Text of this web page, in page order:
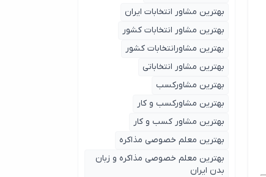
بهترین مشاور انتخابات ایران
بهترین مشاور انتخابات کشور
بهترین مشاورانتخابات کشور
بهترین مشاور انتخاباتی
بهترین مشاورکسب
بهترین مشاورکسب و کار
بهترین مشاور کسب و کار
بهترین معلم خصوصی مذاکره
بهترین معلم خصوصی مذاکره و زبان
بدن ایران